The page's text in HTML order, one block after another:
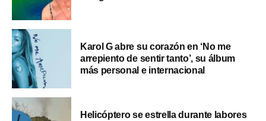
Karol G abre su corazón en ‘No me
arrepiento de sentir tanto’, su álbum
más personal e internacional
Helicóptero se estrella durante labores